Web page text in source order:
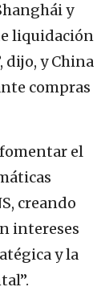
y
liquidación
dijo, y China
compras
el
creando
intereses
y la